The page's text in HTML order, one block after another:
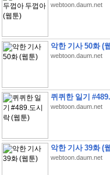
webtoon.daum.net
악한 기사 50화 (
webtoon.daum.net
퀴퀴한 일기
webtoon.daum.net
악한 기사 39화 (
webtoon.daum.net